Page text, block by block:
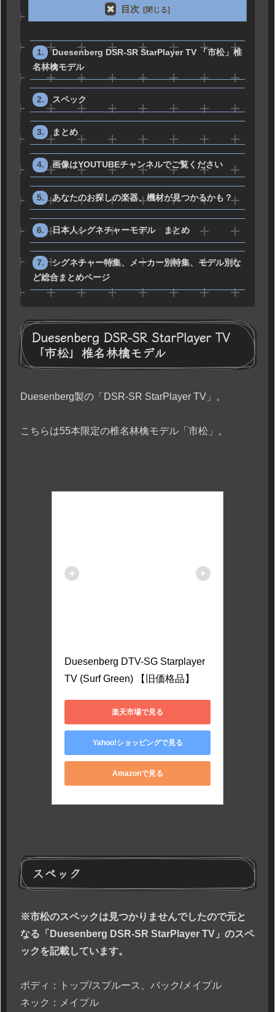
目次
Duesenberg DSR-SR StarPlayer TV 「市松」椎
名林檎モデル
スペック
まとめ
画像はYOUTUBEチャンネルでご覧ください
あなたのお探しの楽器、機材が見つかるかも？
日本人シグネチャーモデル まとめ
シグネチャー特集、メーカー別特集、モデル別な
ど総合まとめページ
Duesenberg DSR-SR StarPlayer TV
「市松」椎名林檎モデル
Duesenberg製の「DSR-SR StarPlayer TV」。
こちらは55本限定の椎名林檎モデル「市松」。
Duesenberg DTV-SG Starplayer
TV (Surf Green) 【旧価格品】
楽天市場で見る
Yahoo!ショッピングで見る
Amazonで見る
スペック
※市松のスペックは見つかりませんでしたので元と
なる「Duesenberg DSR-SR StarPlayer TV」のスペ
ックを記載しています。
ボディ：トップ/スプルース、バック/メイプル
ネック：メイプル